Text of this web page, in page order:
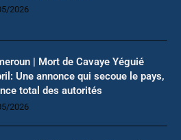
2026
| Mort de Cavaye Yéguié
Une annonce qui secoue le pays,
total des autorités
2026